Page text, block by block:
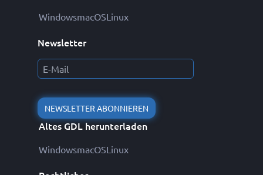
WindowsmacOSLinux
Newsletter
NEWSLETTER ABONNIEREN
Altes GDL herunterladen
WindowsmacOSLinux